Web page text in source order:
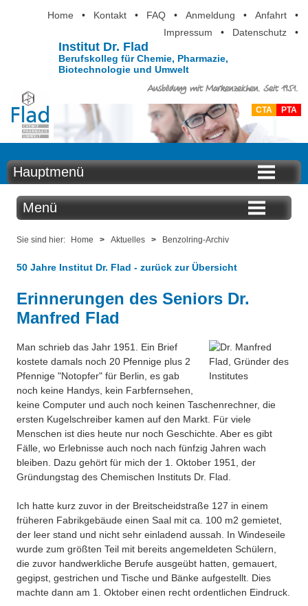
Home • Kontakt • FAQ • Anmeldung • Anfahrt
•
Impressum
• Datenschutz •
Institut Dr. Flad
Berufskolleg für Chemie, Pharmazie,
Biotechnologie und Umwelt
Ausbildung mit Markenzeichen. Seit 1951.
CTA PTA
Hauptmenü
Home
Über uns
Besonderheiten
Projekte
Eduthek
Menü
Aktuelles
Der Institutskalender
Preisrätsel
Unsere Linktipps
Pressearchiv
Benzolring-Archiv
Sie sind hier: Home > Aktuelles > Benzolring-Archiv
50 Jahre Institut Dr. Flad - zurück zur Übersicht
Erinnerungen des Seniors Dr.
Manfred Flad
Man schrieb das Jahr 1951. Ein Brief
kostete damals noch 20 Pfennige plus 2
Pfennige "Notopfer" für Berlin, es gab
noch keine Handys, kein Farbfernsehen,
keine Computer und auch noch keinen Taschenrechner, die
ersten Kugelschreiber kamen auf den Markt. Für viele
Menschen ist dies heute nur noch Geschichte. Aber es gibt
Fälle, wo Erlebnisse auch noch nach fünfzig Jahren wach
bleiben. Dazu gehört für mich der 1. Oktober 1951, der
Gründungstag des Chemischen Instituts Dr. Flad.
Ich hatte kurz zuvor in der Breitscheidstraße 127 in einem
früheren Fabrikgebäude einen Saal mit ca. 100 m2 gemietet,
der leer stand und nicht sehr einladend aussah. In Windeseile
wurde zum größten Teil mit bereits angemeldeten Schülern,
die zuvor handwerkliche Berufe ausgeübt hatten, gemauert,
gegipst, gestrichen und Tische und Bänke aufgestellt. Dies
machte dann am 1. Oktober einen recht ordentlichen Eindruck.